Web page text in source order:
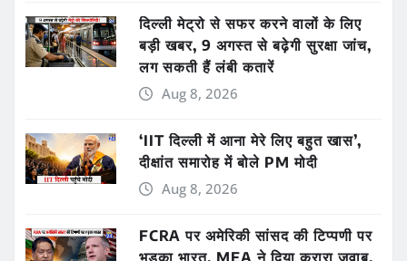
दिल्ली मेट्रो से सफर करने वालों के लिए
बड़ी खबर, 9 अगस्त से बढ़ेगी सुरक्षा जांच,
लग सकती हैं लंबी कतारें
Aug 8, 2026
‘IIT दिल्ली में आना मेरे लिए बहुत खास’,
दीक्षांत समारोह में बोले PM मोदी
Aug 8, 2026
FCRA पर अमेरिकी सांसद की टिप्पणी पर